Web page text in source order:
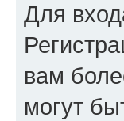
Для
вам
могут